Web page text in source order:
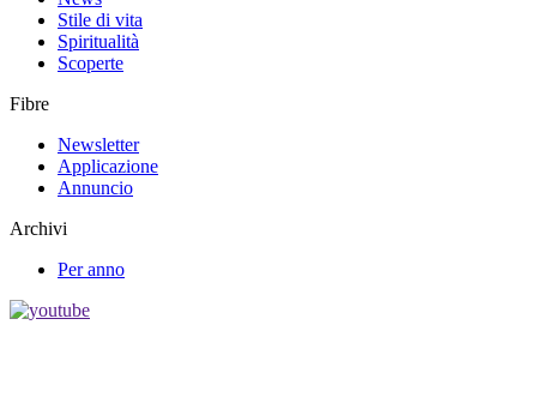
Stile di vita
Spiritualità
Scoperte
Fibre
Newsletter
Applicazione
Annuncio
Archivi
Per anno